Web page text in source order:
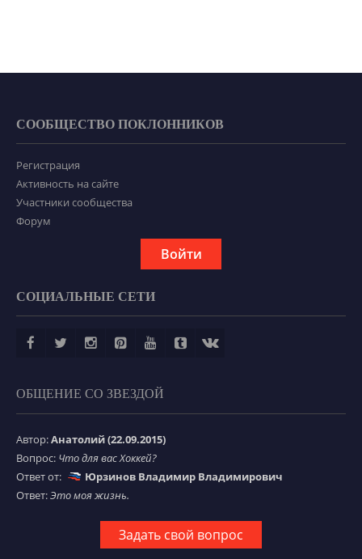
СООБЩЕСТВО ПОКЛОННИКОВ
Регистрация
Активность на сайте
Участники сообщества
Форум
Войти
СОЦИАЛЬНЫЕ СЕТИ
ОБЩЕНИЕ СО ЗВЕЗДОЙ
Автор:Анатолий (22.09.2015)
Вопрос: Что для вас Хоккей?
Ответ от:
Юрзинов Владимир Владимирович
Ответ:Это моя жизнь.
Задать свой вопрос